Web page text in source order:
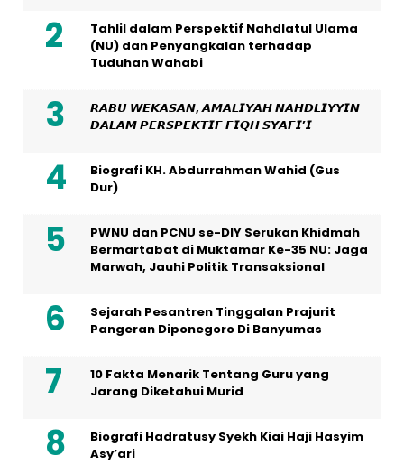
Tahlil dalam Perspektif Nahdlatul Ulama
(NU) dan Penyangkalan terhadap
Tuduhan Wahabi
𝙍𝘼𝘽𝙐 𝙒𝙀𝙆𝘼𝙎𝘼𝙉, 𝘼𝙈𝘼𝙇𝙄𝙔𝘼𝙃 𝙉𝘼𝙃𝘿𝙇𝙄𝙔𝙔𝙄𝙉
𝘿𝘼𝙇𝘼𝙈 𝙋𝙀𝙍𝙎𝙋𝙀𝙆𝙏𝙄𝙁 𝙁𝙄𝙌𝙃 𝙎𝙔𝘼𝙁𝙄’𝙄
Biografi KH. Abdurrahman Wahid (Gus
Dur)
PWNU dan PCNU se-DIY Serukan Khidmah
Bermartabat di Muktamar Ke-35 NU: Jaga
Marwah, Jauhi Politik Transaksional
Sejarah Pesantren Tinggalan Prajurit
Pangeran Diponegoro Di Banyumas
10 Fakta Menarik Tentang Guru yang
Jarang Diketahui Murid
Biografi Hadratusy Syekh Kiai Haji Hasyim
Asy’ari